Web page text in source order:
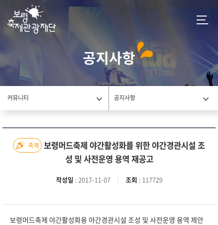
공지사항
커뮤니티 공지사항
축제
보령머드축제 야간활성화를 위한 야간경관시설 조
성 및 사전운영 용역 재공고
작성일 : 2017-11-07 조회 : 117729
보령머드축제 야간활성화용 야간경관시설 조성 및 사전운영 용역 제안